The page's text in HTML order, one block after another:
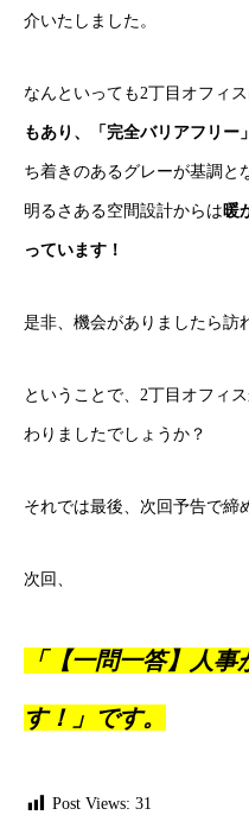
介いたしました。
なんといっても2丁目オフィス
もあり、「完全バリアフリー
ち着きのあるグレーが基調と
明るさある空間設計からは暖
っています！
是非、機会がありましたら訪
ということで、2丁目オフィ
わりましたでしょうか？
それでは最後、次回予告で締
次回、
「【一問一答】人
す！」です。
Post Views: 31